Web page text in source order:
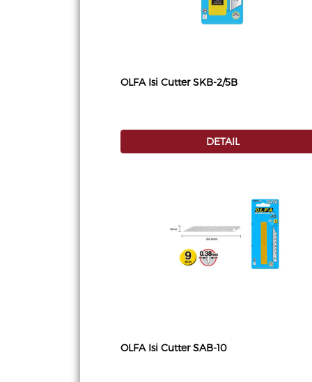
OLFA Isi Cutter SKB-2/5B
DETAIL
OLFA Isi Cutter SAB-10